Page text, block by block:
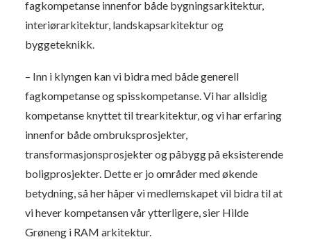
fagkompetanse innenfor både bygningsarkitektur,
interiørarkitektur, landskapsarkitektur og
byggeteknikk.
– Inn i klyngen kan vi bidra med både generell
fagkompetanse og spisskompetanse. Vi har allsidig
kompetanse knyttet til trearkitektur, og vi har erfaring
innenfor både ombruksprosjekter,
transformasjonsprosjekter og påbygg på eksisterende
boligprosjekter. Dette er jo områder med økende
betydning, så her håper vi medlemskapet vil bidra til at
vi hever kompetansen vår ytterligere, sier Hilde
Grøneng i RAM arkitektur.